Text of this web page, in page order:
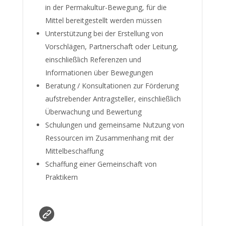
in der Permakultur-Bewegung, für die
Mittel bereitgestellt werden müssen
Unterstützung bei der Erstellung von
Vorschlägen, Partnerschaft oder Leitung,
einschließlich Referenzen und
Informationen über Bewegungen
Beratung / Konsultationen zur Förderung
aufstrebender Antragsteller, einschließlich
Überwachung und Bewertung
Schulungen und gemeinsame Nutzung von
Ressourcen im Zusammenhang mit der
Mittelbeschaffung
Schaffung einer Gemeinschaft von
Praktikern